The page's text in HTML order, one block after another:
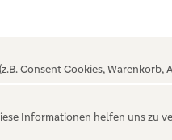
Consent Cookies, Warenkorb,
Informationen helfen uns zu